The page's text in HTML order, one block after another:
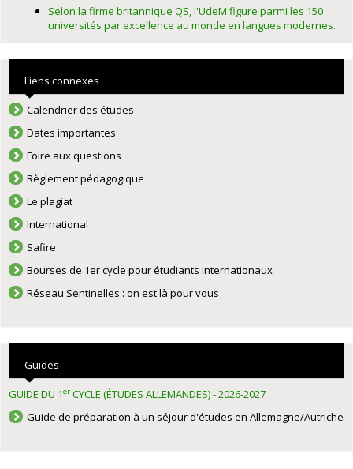
Selon la firme britannique QS, l'UdeM figure parmi les 150
universités par excellence au monde en langues modernes.
Liens connexes
Calendrier des études
Dates importantes
Foire aux questions
Règlement pédagogique
Le plagiat
International
Safire
Bourses de 1er cycle pour étudiants internationaux
Réseau Sentinelles : on est là pour vous
Guides
GUIDE DU 1er CYCLE (ÉTUDES ALLEMANDES) - 2026-2027
Guide de préparation à un séjour d'études en Allemagne/Autriche